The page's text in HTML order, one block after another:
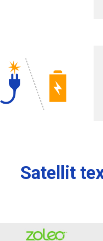
Satellit